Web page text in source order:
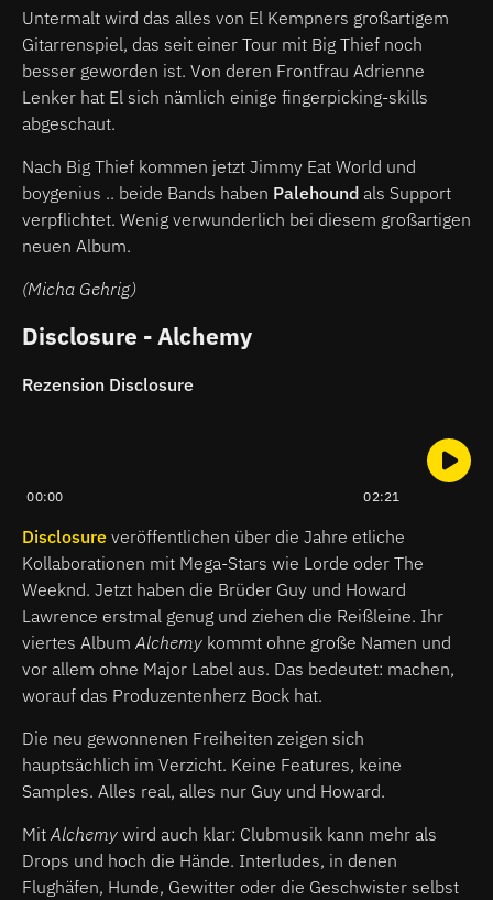
Untermalt wird das alles von El Kempners großartigem
Gitarrenspiel, das seit einer Tour mit Big Thief noch
besser geworden ist. Von deren Frontfrau Adrienne
Lenker hat El sich nämlich einige fingerpicking-skills
abgeschaut.
Nach Big Thief kommen jetzt Jimmy Eat World und
boygenius .. beide Bands haben Palehound als Support
verpflichtet. Wenig verwunderlich bei diesem großartigen
neuen Album.
(Micha Gehrig)
Disclosure - Alchemy
Rezension Disclosure
00:00 02:21
Disclosure veröffentlichen über die Jahre etliche
Kollaborationen mit Mega-Stars wie Lorde oder The
Weeknd. Jetzt haben die Brüder Guy und Howard
Lawrence erstmal genug und ziehen die Reißleine. Ihr
viertes Album Alchemy kommt ohne große Namen und
vor allem ohne Major Label aus. Das bedeutet: machen,
worauf das Produzentenherz Bock hat.
Die neu gewonnenen Freiheiten zeigen sich
hauptsächlich im Verzicht. Keine Features, keine
Samples. Alles real, alles nur Guy und Howard.
Mit Alchemy wird auch klar: Clubmusik kann mehr als
Drops und hoch die Hände. Interludes, in denen
Flughäfen, Hunde, Gewitter oder die Geschwister selbst